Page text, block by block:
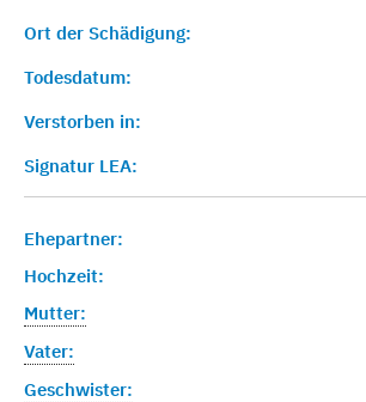
Ort der Schädigung:
Todesdatum:
Verstorben in:
Signatur LEA:
Ehepartner:
Hochzeit:
Mutter:
Vater:
Geschwister: